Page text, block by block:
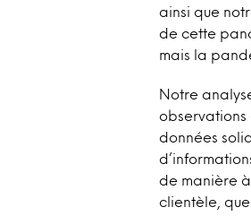
ainsi que
de cette
mais la
Notre
observations
données
de manière
clientèle,